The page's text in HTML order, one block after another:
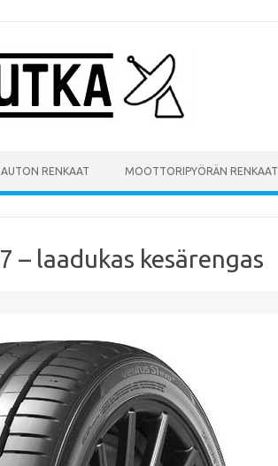
AUTON RENKAAT MOOTTORIPYÖRÄN RENKAAT
– laadukas kesärengas